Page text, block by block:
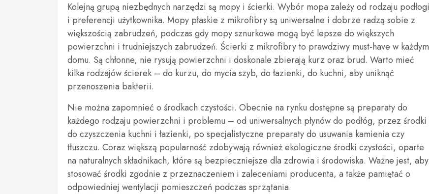
Kolejną grupą niezbędnych narzędzi są mopy i ścierki. Wybór mopa zależy od rodzaju podłogi
i preferencji użytkownika. Mopy płaskie z mikrofibry są uniwersalne i dobrze radzą sobie z
większością zabrudzeń, podczas gdy mopy sznurkowe mogą być lepsze do większych
powierzchni i trudniejszych zabrudzeń. Ścierki z mikrofibry to prawdziwy must-have w każdym
domu. Są chłonne, nie rysują powierzchni i doskonale zbierają kurz oraz brud. Warto mieć
kilka rodzajów ścierek – do kurzu, do mycia szyb, do łazienki, do kuchni, aby uniknąć
przenoszenia bakterii.
Nie można zapomnieć o środkach czystości. Obecnie na rynku dostępne są preparaty do
każdego rodzaju powierzchni i problemu – od uniwersalnych płynów do podłóg, przez środki
do czyszczenia kuchni i łazienki, po specjalistyczne preparaty do usuwania kamienia czy
tłuszczu. Coraz większą popularność zdobywają również ekologiczne środki czystości, oparte
na naturalnych składnikach, które są bezpieczniejsze dla zdrowia i środowiska. Ważne jest, aby
stosować środki zgodnie z przeznaczeniem i zaleceniami producenta, a także pamiętać o
odpowiedniej wentylacji pomieszczeń podczas sprzątania.